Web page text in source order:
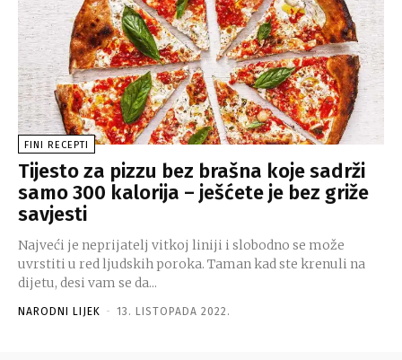
FINI RECEPTI
Tijesto za pizzu bez brašna koje sadrži
samo 300 kalorija – ješćete je bez griže
savjesti
Najveći je neprijatelj vitkoj liniji i slobodno se može
uvrstiti u red ljudskih poroka. Taman kad ste krenuli na
dijetu, desi vam se da...
NARODNI LIJEK - 13. LISTOPADA 2022.